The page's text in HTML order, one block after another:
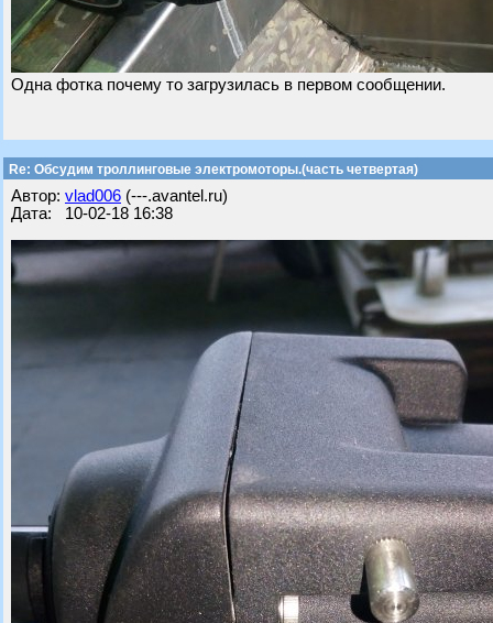
Одна фотка почему то загрузилась в первом сообщении.
Re: Обсудим троллинговые электромоторы.(часть четвертая)
Автор: vlad006 (---.avantel.ru)
Дата: 10-02-18 16:38